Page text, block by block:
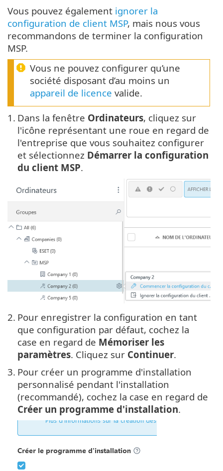
Vous pouvez également ignorer la
configuration de client MSP, mais nous vous
recommandons de terminer la configuration
MSP.
Vous ne pouvez configurer qu’une
société disposant d’au moins un
appareil de licence valide.
1. Dans la fenêtre Ordinateurs, cliquez sur
l'icône représentant une roue en regard de
l'entreprise que vous souhaitez configurer
et sélectionnez Démarrer la configuration
du client MSP.
2. Pour enregistrer la configuration en tant
que configuration par défaut, cochez la
case en regard de Mémoriser les
paramètres. Cliquez sur Continuer.
3. Pour créer un programme d'installation
personnalisé pendant l'installation
(recommandé), cochez la case en regard de
Créer un programme d'installation.